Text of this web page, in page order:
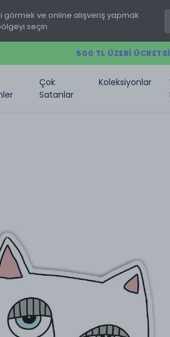
ve online alışveriş yapmak
seçin.
500 TL ÜZERI
Çok
Satanlar
Koleksiyonlar